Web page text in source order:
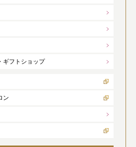
ギフトショップ
ン